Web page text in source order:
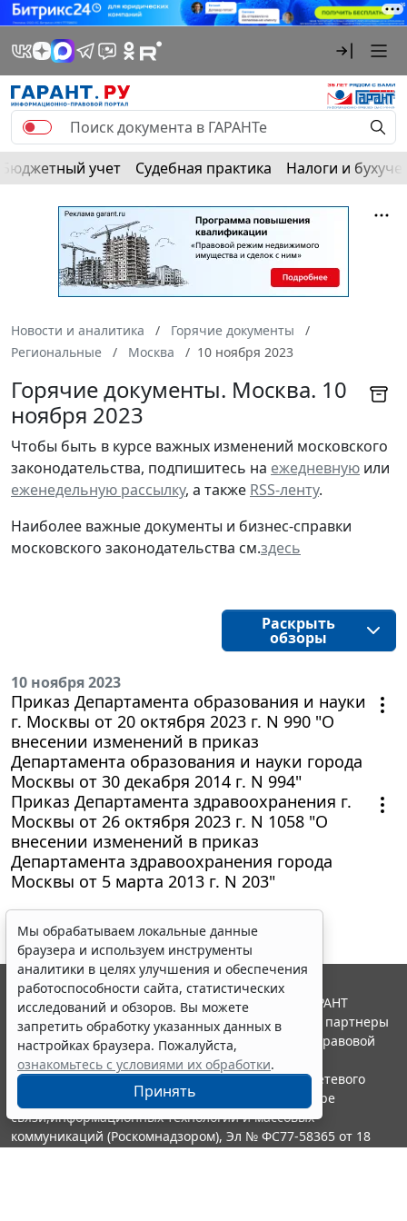
Бюджетный учет Судебная практика Налоги и
Новости и аналитика
Горячие документы
Региональные
Москва 10 ноября 2023
Горячие документы. Москва. 10
ноября 2023
Чтобы быть в курсе важных изменений московского
законодательства, подпишитесь на ежедневную или
еженедельную рассылку, а также RSS-ленту.
Наиболее важные документы и бизнес-справки
московского законодательства см.здесь
Раскрыть
обзоры
10 ноября 2023
Приказ Департамента образования и науки
г. Москвы от 20 октября 2023 г. N 990 "О
внесении изменений в приказ
Департамента образования и науки города
Москвы от 30 декабря 2014 г. N 994"
Приказ Департамента здравоохранения г.
Москвы от 26 октября 2023 г. N 1058 "О
внесении изменений в приказ
Департамента здравоохранения города
Москвы от 5 марта 2013 г. N 203"
Мы обрабатываем локальные данные
браузера и используем инструменты
аналитики в целях улучшения и обеспечения
работоспособности сайта, статистических
исследований и обзоров. Вы можете
запретить обработку указанных данных в
настройках браузера. Пожалуйста,
ознакомьтесь с условиями их обработки.
Принять
© ООО "НПП "ГАРАНТ-СЕРВИС", 2026. Система ГАРАНТ
выпускается с 1990 года. Компания "Гарант" и ее партнеры
являются участниками Российской ассоциации правовой
информации ГАРАНТ.
Портал ГАРАНТ.РУ зарегистрирован в качестве сетевого
издания Федеральной службой по надзору в сфере
связи,информационных технологий и массовых
коммуникаций (Роскомнадзором), Эл № ФС77-58365 от 18